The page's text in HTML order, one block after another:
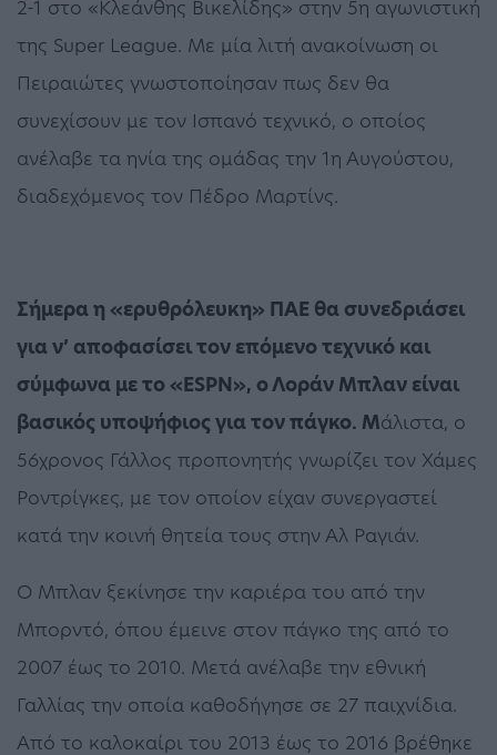
2-1 στο «Κλεάνθης Βικελίδης» στην 5η αγωνιστική
της Super League. Με μία λιτή ανακοίνωση οι
Πειραιώτες γνωστοποίησαν πως δεν θα
συνεχίσουν με τον Ισπανό τεχνικό, ο οποίος
ανέλαβε τα ηνία της ομάδας την 1η Αυγούστου,
διαδεχόμενος τον Πέδρο Μαρτίνς.
Σήμερα η «ερυθρόλευκη» ΠΑΕ θα συνεδριάσει
για ν’ αποφασίσει τον επόμενο τεχνικό και
σύμφωνα με το «ESPN», ο Λοράν Μπλαν είναι
βασικός υποψήφιος για τον πάγκο. Μάλιστα, ο
56χρονος Γάλλος προπονητής γνωρίζει τον Χάμες
Ροντρίγκες, με τον οποίον είχαν συνεργαστεί
κατά την κοινή θητεία τους στην Αλ Ραγιάν.
Ο Μπλαν ξεκίνησε την καριέρα του από την
Μπορντό, όπου έμεινε στον πάγκο της από το
2007 έως το 2010. Μετά ανέλαβε την εθνική
Γαλλίας την οποία καθοδήγησε σε 27 παιχνίδια.
Από το καλοκαίρι του 2013 έως το 2016 βρέθηκε